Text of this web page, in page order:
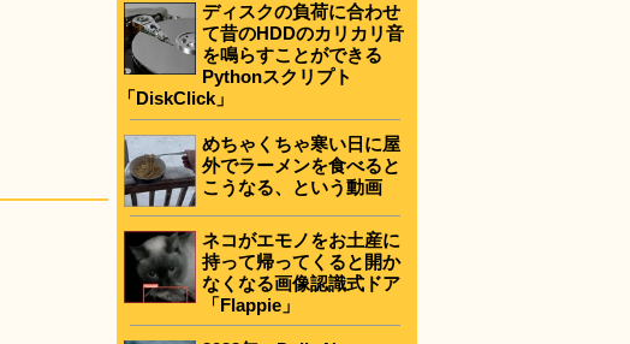
ディスクの負荷に合わせ
て昔のHDDのカリカリ音
を鳴らすことができる
Pythonスクリプト
「DiskClick」
めちゃくちゃ寒い日に屋
外でラーメンを食べると
こうなる、という動画
ネコがエモノをお土産に
持って帰ってくると開か
なくなる画像認識式ドア
「Flappie」